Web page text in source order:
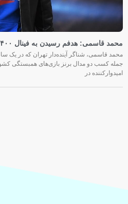
محمد قاسمی: هدفم رسیدن به فینال ۴۰۰ متر بازی‌های آسیایی ناگویاست
محمد قاسمی، شناگر آینده‌دار تهران که در یک سال
جمله کسب دو مدال برنز بازی‌های همبستگی
امیدوارکننده در